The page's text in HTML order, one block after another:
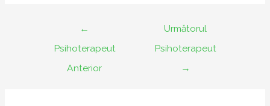
←
Psihoterapeut
Anterior
Următorul
Psihoterapeut
→